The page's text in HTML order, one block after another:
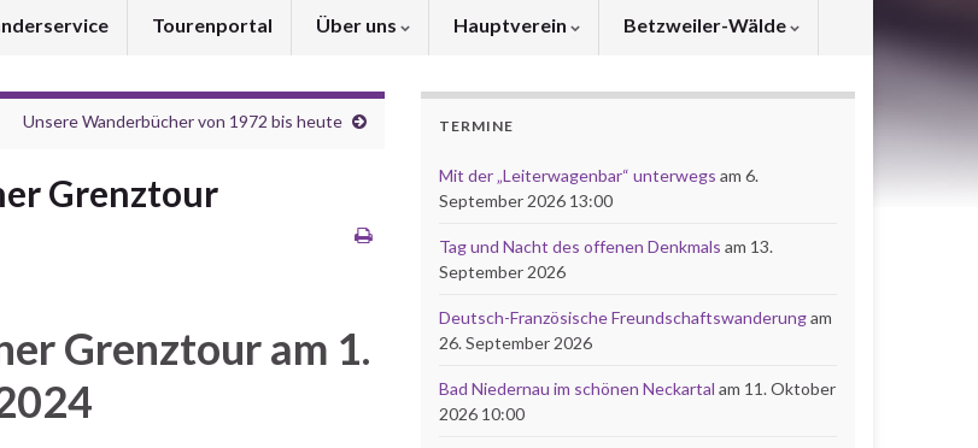
Tourenportal Über uns Hauptverein Betzweiler-Wälde
Unsere Wanderbücher von 1972 bis heute
Grenztour
Grenztour am 1.
TERMINE
Mit der „Leiterwagenbar“ unterwegs am 6.
September 2026 13:00
Tag und Nacht des offenen Denkmals am 13.
September 2026
Deutsch-Französische Freundschaftswanderungam
26. September 2026
Bad Niedernau im schönen Neckartal am 11. Oktober
2026 10:00